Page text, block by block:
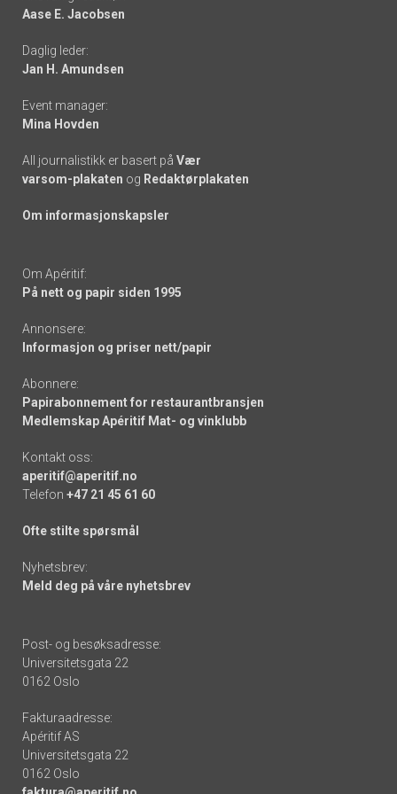
-
links
Aase E. Jacobsen
Daglig leder:
Jan H. Amundsen
Event manager:
Mina Hovden
All journalistikk er basert på Vær
varsom-plakaten og Redaktørplakaten
Om informasjonskapsler
Om Apéritif:
På nett og papir siden 1995
Annonsere:
Informasjon og priser nett/papir
Abonnere:
Papirabonnement for restaurantbransjen
Medlemskap Apéritif Mat- og vinklubb
Kontakt oss:
aperitif@aperitif.no
Telefon +47 21 45 61 60
Ofte stilte spørsmål
Nyhetsbrev:
Meld deg på våre nyhetsbrev
Post- og besøksadresse:
Universitetsgata 22
0162 Oslo
Fakturaadresse:
Apéritif AS
Universitetsgata 22
0162 Oslo